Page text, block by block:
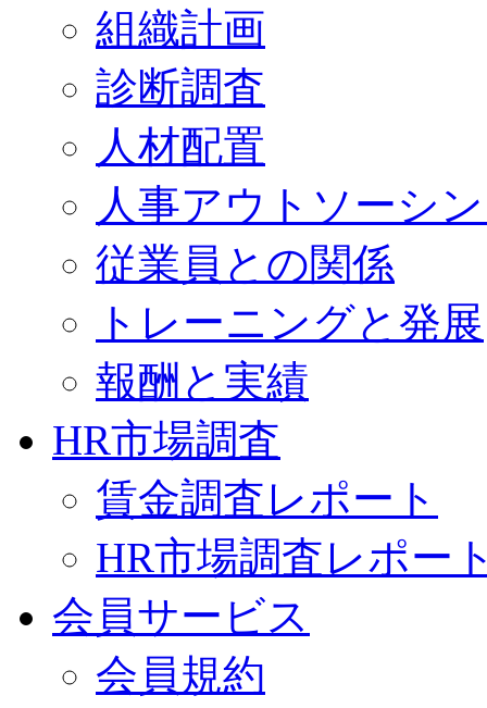
組織計画
診断調査
人材配置
人事アウトソーシ
従業員との関係
トレーニングと発展
報酬と実績
HR市場調査
賃金調査レポート
HR市場調査レポー
会員サービス
会員規約